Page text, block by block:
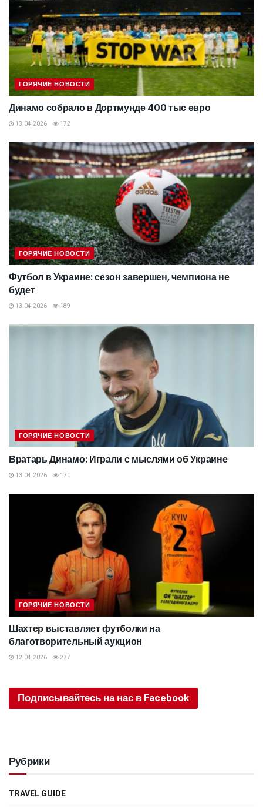
ГОРЯЧИЕ НОВОСТИ
Динамо собрало в Дортмунде 400 тыс евро
13.04.2026 172
ГОРЯЧИЕ НОВОСТИ
Футбол в Украине: сезон завершен, чемпиона не
будет
13.04.2026 189
ГОРЯЧИЕ НОВОСТИ
Вратарь Динамо: Играли с мыслями об Украине
13.04.2026 170
ГОРЯЧИЕ НОВОСТИ
Шахтер выставляет футболки на
благотворительный аукцион
12.04.2026 277
Подписывайтесь на нас в Facebook
Рубрики
TRAVEL GUIDE